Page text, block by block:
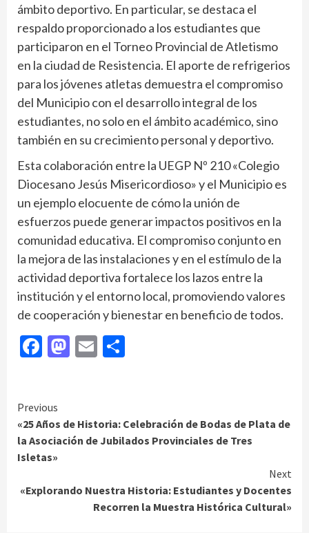
ámbito deportivo. En particular, se destaca el
respaldo proporcionado a los estudiantes que
participaron en el Torneo Provincial de Atletismo
en la ciudad de Resistencia. El aporte de refrigerios
para los jóvenes atletas demuestra el compromiso
del Municipio con el desarrollo integral de los
estudiantes, no solo en el ámbito académico, sino
también en su crecimiento personal y deportivo.
Esta colaboración entre la UEGP Nº 210 «Colegio
Diocesano Jesús Misericordioso» y el Municipio es
un ejemplo elocuente de cómo la unión de
esfuerzos puede generar impactos positivos en la
comunidad educativa. El compromiso conjunto en
la mejora de las instalaciones y en el estímulo de la
actividad deportiva fortalece los lazos entre la
institución y el entorno local, promoviendo valores
de cooperación y bienestar en beneficio de todos.
Facebook
Mastodon
Email
Continue
Reading
Previous
«25 Años de Historia: Celebración de Bodas de Plata de
la Asociación de Jubilados Provinciales de Tres
Isletas»
Next
«Explorando Nuestra Historia: Estudiantes y Docentes
Recorren la Muestra Histórica Cultural»